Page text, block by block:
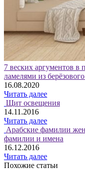
7 веских аргументов в
ламелями из
16.08.2020
Читать далее
Щит освещения
14.11.2016
Читать далее
Арабские фамилии
фамилии и имена
16.12.2016
Читать далее
Похожие статьи